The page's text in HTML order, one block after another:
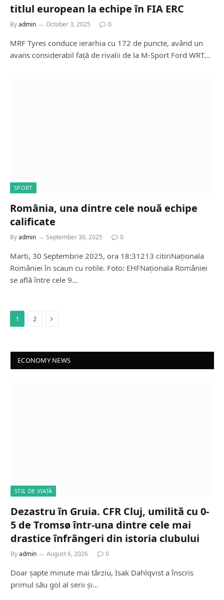
titlul european la echipe în FIA ERC
Byadmin October 3, 2025 0
MRF Tyres conduce ierarhia cu 172 de puncte, având un
avans considerabil față de rivalii de la M-Sport Ford WRT…
SPORT
România, una dintre cele nouă echipe
calificate
Byadmin September 30, 2025 0
Marti, 30 Septembrie 2025, ora 18:31213 citiriNaționala
României în scaun cu rotile. Foto: EHFNaționala României
se află între cele 9…
1 2 Next
ECONOMY NEWS
STIL DE VIAȚĂ
Dezastru în Gruia. CFR Cluj, umilită cu 0-
5 de Tromsø într-una dintre cele mai
drastice înfrângeri din istoria clubului
Byadmin August 6, 2026 0
Doar șapte minute mai târziu, Isak Dahlqvist a înscris
primul său gol al serii și…